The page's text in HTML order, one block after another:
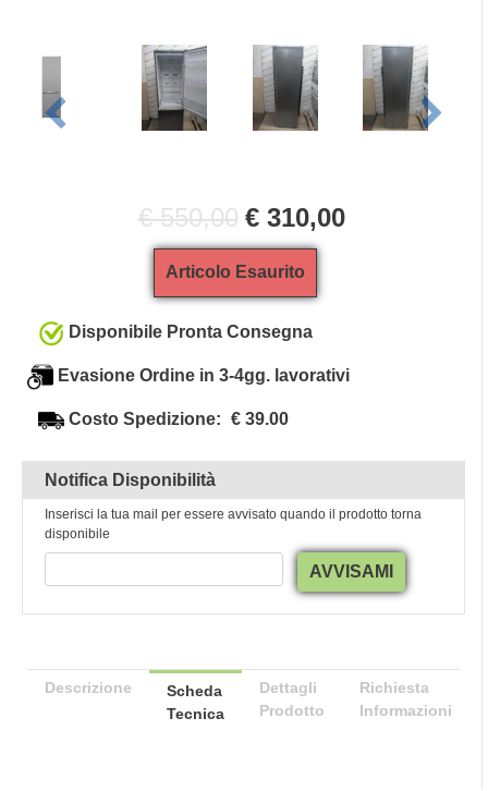
€ 550,00 € 310,00
Articolo Esaurito
Disponibile Pronta Consegna
Evasione Ordine in 3-4gg. lavorativi
Costo Spedizione: € 39.00
Notifica Disponibilità
Inserisci la tua mail per essere avvisato quando il prodotto torna
disponibile
AVVISAMI
Descrizione
Scheda
Tecnica
Dettagli
Prodotto
Richiesta
Informazioni